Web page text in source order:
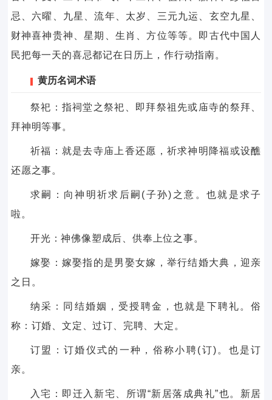
忌、六曜、九星、流年、太岁、三元九运、玄空九星、
财神喜神贵神、星期、生肖、方位等等。即古代中国人
民把每一天的喜忌都记在日历上，作行动指南。
黄历名词术语
祭祀：指祠堂之祭祀、即拜祭祖先或庙寺的祭拜、
拜神明等事。
祈福：就是去寺庙上香还愿，祈求神明降福或设醮
还愿之事。
求嗣：向神明祈求后嗣(子孙)之意。也就是求子
啦。
开光：神佛像塑成后、供奉上位之事。
嫁娶：嫁娶指的是男娶女嫁，举行结婚大典，迎亲
之日。
纳采：同结婚姻，受授聘金，也就是下聘礼。俗
称：订婚、文定、过订、完聘、大定。
订盟：订婚仪式的一种，俗称小聘(订)。也是订
亲。
入宅：即迁入新宅、所谓“新居落成典礼”也。新居